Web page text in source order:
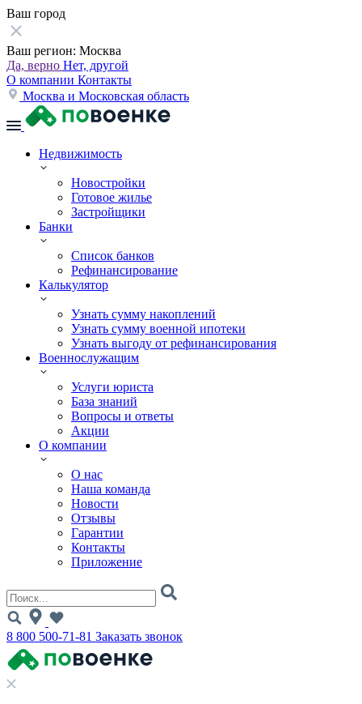
Ваш город
Ваш регион: Москва
Да, верно Нет, другой
О компании Контакты
Москва и Московская область
Недвижимость
Новостройки
Готовое жилье
Застройщики
Банки
Список банков
Рефинансирование
Калькулятор
Узнать сумму накоплений
Узнать сумму военной ипотеки
Узнать выгоду от рефинансирования
Военнослужащим
Услуги юриста
База знаний
Вопросы и ответы
Акции
О компании
О нас
Наша команда
Новости
Отзывы
Гарантии
Контакты
Приложение
8 800 500-71-81 Заказать звонок